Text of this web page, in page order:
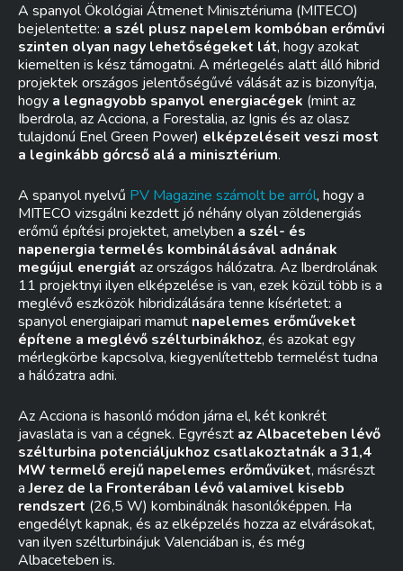
A spanyol Ökológiai Átmenet Minisztériuma (MITECO)
bejelentette: a szél plusz napelem kombóban erőművi
szinten olyan nagy lehetőségeket lát, hogy azokat
kiemelten is kész támogatni. A mérlegelés alatt álló hibrid
projektek országos jelentőségűvé válását az is bizonyítja,
hogy a legnagyobb spanyol energiacégek (mint az
Iberdrola, az Acciona, a Forestalia, az Ignis és az olasz
tulajdonú Enel Green Power) elképzeléseit veszi most
a leginkább górcső alá a minisztérium.
A spanyol nyelvű PV Magazine számolt be arról, hogy a
MITECO vizsgálni kezdett jó néhány olyan zöldenergiás
erőmű építési projektet, amelyben a szél- és
napenergia termelés kombinálásával adnának
megújul energiát az országos hálózatra. Az Iberdrolának
11 projektnyi ilyen elképzelése is van, ezek közül több is a
meglévő eszközök hibridizálására tenne kísérletet: a
spanyol energiaipari mamut napelemes erőműveket
építene a meglévő szélturbinákhoz, és azokat egy
mérlegkörbe kapcsolva, kiegyenlítettebb termelést tudna
a hálózatra adni.
Az Acciona is hasonló módon járna el, két konkrét
javaslata is van a cégnek. Egyrészt az Albaceteben lévő
szélturbina potenciáljukhoz csatlakoztatnák a 31,4
MW termelő erejű napelemes erőművüket, másrészt
aJerez de la Fronterában lévő valamivel kisebb
rendszert (26,5 W) kombinálnák hasonlóképpen. Ha
engedélyt kapnak, és az elképzelés hozza az elvárásokat,
van ilyen szélturbinájuk Valenciában is, és még
Albaceteben is.